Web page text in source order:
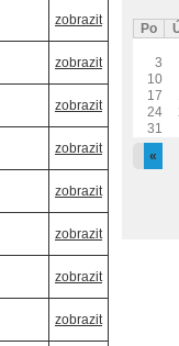
zobrazit
zobrazit
zobrazit
zobrazit
zobrazit
zobrazit
zobrazit
zobrazit
Po
3
10
17
24
31
«